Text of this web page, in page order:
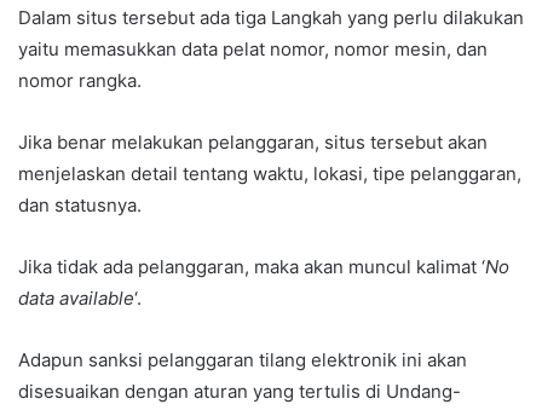
Dalam situs tersebut ada tiga Langkah yang perlu dilakukan
yaitu memasukkan data pelat nomor, nomor mesin, dan
nomor rangka.
Jika benar melakukan pelanggaran, situs tersebut akan
menjelaskan detail tentang waktu, lokasi, tipe pelanggaran,
dan statusnya.
Jika tidak ada pelanggaran, maka akan muncul kalimat ‘No
data available‘.
Adapun sanksi pelanggaran tilang elektronik ini akan
disesuaikan dengan aturan yang tertulis di Undang-